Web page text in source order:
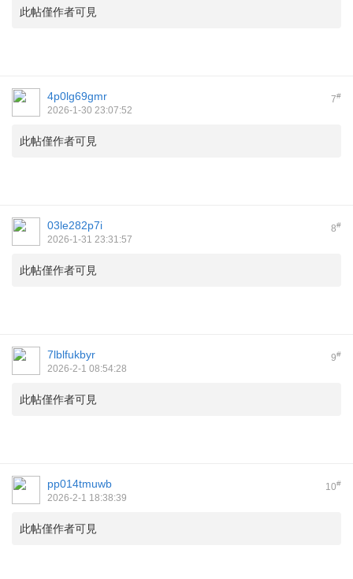
此帖僅作者可見
7#
4p0lg69gmr
2026-1-30 23:07:52
此帖僅作者可見
8#
03le282p7i
2026-1-31 23:31:57
此帖僅作者可見
9#
7lblfukbyr
2026-2-1 08:54:28
此帖僅作者可見
10#
pp014tmuwb
2026-2-1 18:38:39
此帖僅作者可見